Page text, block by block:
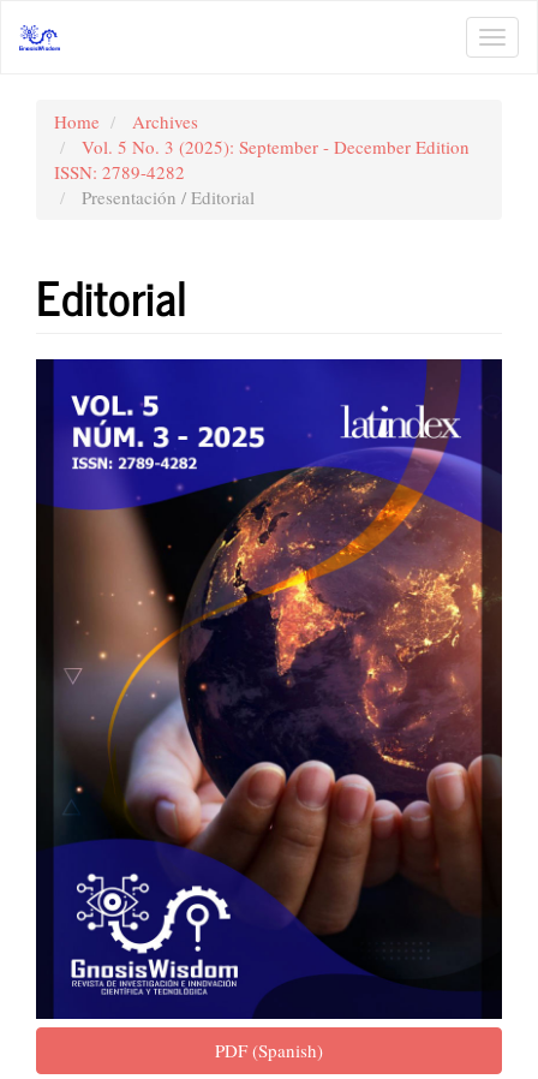
Navigation
Sidebar
Home
Archives
Vol. 5 No. 3 (2025): September - December Edition
ISSN: 2789-4282
Presentación / Editorial
Editorial
Article
Sidebar
PDF (Spanish)